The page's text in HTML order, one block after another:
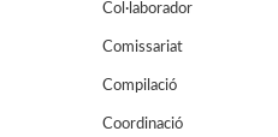
Col·laborador
Comissariat
Compilació
Coordinació